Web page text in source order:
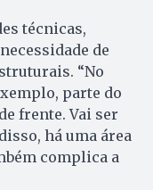
técnicas,
de
“No
parte do
frente. Vai ser
há uma área
complica a